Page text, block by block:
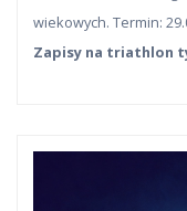
wiekowych. Termin:
Zapisy na triathlon